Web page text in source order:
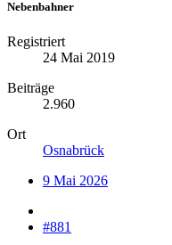
Nebenbahner
Registriert
24 Mai 2019
Beiträge
2.960
Ort
Osnabrück
9 Mai 2026
#881